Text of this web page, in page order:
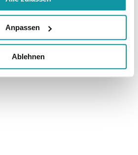
Anpassen
Ablehnen